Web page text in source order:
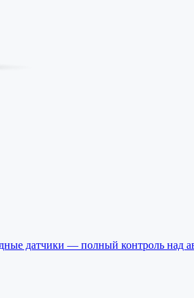
датчики — полный контроль над